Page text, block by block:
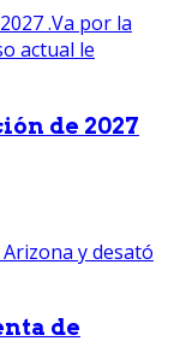
de 2027
de